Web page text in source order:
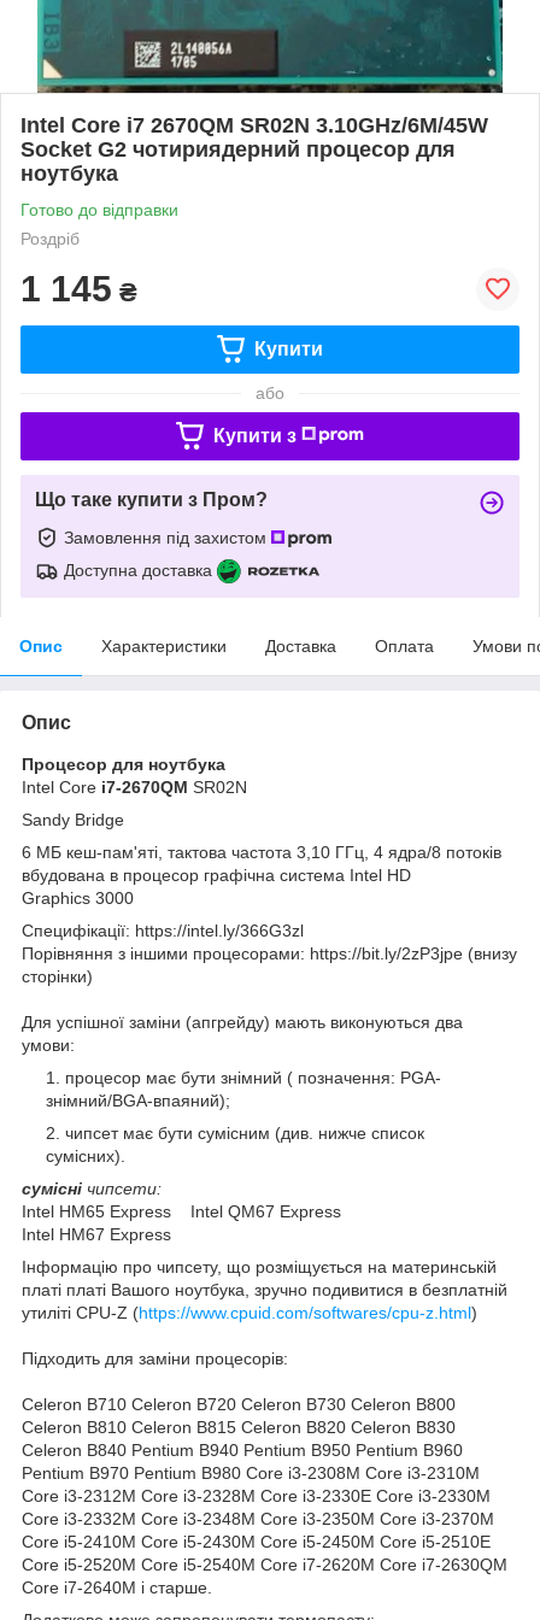
Intel Core i7 2670QM SR02N 3.10GHz/6M/45W
Socket G2 чотириядерний процесор для
ноутбука
Готово до відправки
Роздріб
1 145 ₴
Купити
або
Купити з
Що таке купити з Пром?
Замовлення під захистом
Доступна доставка
Опис Характеристики Доставка Оплата Умови
Опис
Процесор для ноутбука
Intel Core i7-2670QM SR02N
Sandy Bridge
6 МБ кеш-пам'яті, тактова частота 3,10 ГГц, 4 ядра/8 потоків
вбудована в процесор графічна система Intel HD
Graphics 3000
Специфікації: https://intel.ly/366G3zl
Порівняння з іншими процесорами: https://bit.ly/2zP3jpe (внизу
сторінки)
Для успішної заміни (апгрейду) мають виконуються два
умови:
процесор має бути знімний ( позначення: PGA-
знімний/BGA-впаяний);
чипсет має бути сумісним (див. нижче список
сумісних).
сумісні чипсети:
Intel HM65 Express Intel QM67 Express
Intel HM67 Express
Інформацію про чипсету, що розміщується на материнській
платі платі Вашого ноутбука, зручно подивитися в безплатній
утиліті CPU-Z (https://www.cpuid.com/softwares/cpu-z.html)
Підходить для заміни процесорів:
Celeron B710 Celeron B720 Celeron B730 Celeron B800
Celeron B810 Celeron B815 Celeron B820 Celeron B830
Celeron B840 Pentium B940 Pentium B950 Pentium B960
Pentium B970 Pentium B980 Core i3-2308M Core i3-2310M
Core i3-2312M Core i3-2328M Core i3-2330E Core i3-2330M
Core i3-2332M Core i3-2348M Core i3-2350M Core i3-2370M
Core i5-2410M Core i5-2430M Core i5-2450M Core i5-2510E
Core i5-2520M Core i5-2540M Core i7-2620M Core i7-2630QM
Core i7-2640M і старше.